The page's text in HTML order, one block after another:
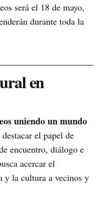
será el 18 de mayo,
durante toda la
en
uniendo un mundo
el papel de
encuentro, diálogo e
acercar el
y la cultura a vecinos y